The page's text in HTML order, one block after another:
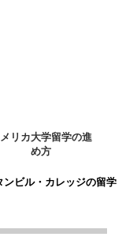
リカ大学留学の進
め方
ンビル・カレッジの留学